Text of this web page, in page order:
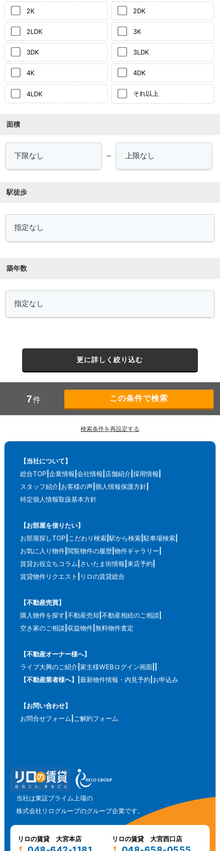
2K 2DK
2LDK 3K
3DK 3LDK
4K 4DK
4LDK それ以上
面積
～
駅徒歩
築年数
更に詳しく絞り込む
7件
検索条件を再設定する
【当社について】
総合TOP 企業情報 会社情報 店舗紹介 採用情報
スタッフ紹介 お客様の声 個人情報保護方針
特定個人情報取扱基本方針
【お部屋を借りたい】
お部屋探しTOP こだわり検索 駅から検索 駐車場検索
お気に入り物件 閲覧物件の履歴 物件ギャラリー
賃貸お役立ちコラム さいたま街情報 来店予約
賃貸物件リクエスト
リロの賃貸総合
【不動産売買】
購入物件を探す 不動産売却 不動産相続のご相談
空き家のご相談 収益物件 無料物件査定
【不動産オーナー様へ】
ライブ大興のご紹介 家主様WEBログイン画面
【不動産業者様へ】
最新物件情報・内見予約 お申込み
【お問い合わせ】
お問合せフォーム ご解約フォーム
当社は東証プライム上場の
株式会社リログループのグループ企業です。
リロの賃貸 大宮本店 リロの賃貸 大宮西口店